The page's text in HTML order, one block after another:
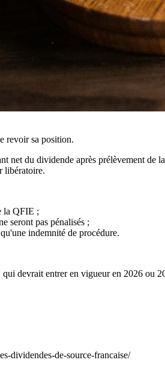
revoir sa position.
du dividende après prélèvement de
libératoire.
la QFIE ;
seront pas pénalisés ;
indemnité de procédure.
devrait entrer en vigueur en 2026 ou
dividendes-de-source-francaise/